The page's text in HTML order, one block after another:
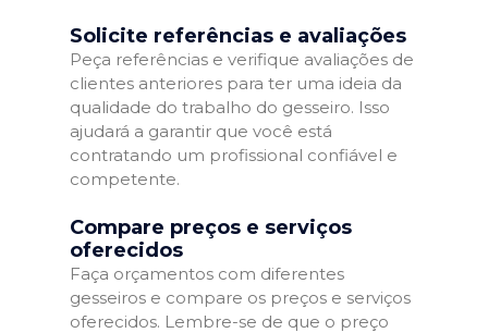
Solicite referências e avaliações
Peça referências e verifique avaliações de
clientes anteriores para ter uma ideia da
qualidade do trabalho do gesseiro. Isso
ajudará a garantir que você está
contratando um profissional confiável e
competente.
Compare preços e serviços
oferecidos
Faça orçamentos com diferentes
gesseiros e compare os preços e serviços
oferecidos. Lembre-se de que o preço